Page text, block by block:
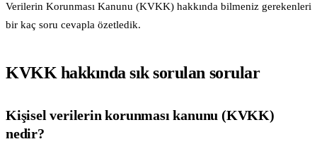
Verilerin Korunması Kanunu (KVKK) hakkında bilmeniz gerekenleri
bir kaç soru cevapla özetledik.
KVKK hakkında sık sorulan sorular
Kişisel verilerin korunması kanunu (KVKK)
nedir?